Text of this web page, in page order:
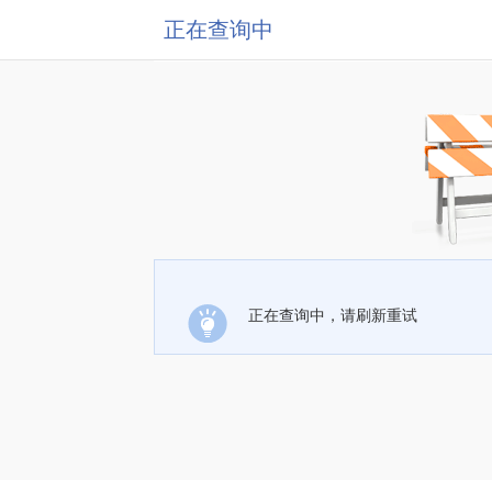
正在查询中
正在查询中，请刷新重试